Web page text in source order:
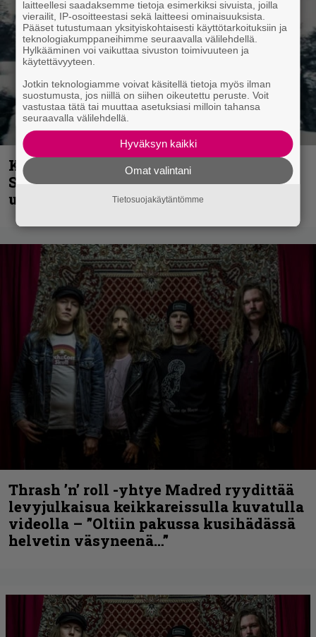
Kunnianosoitus hyiselle Pohjolalle –
Shining hyppäsi keskelle kinoksia
uudella videollaan
Thrash ’n’ roll -yhtye Madred ryydittää
levyjulkaisua keikkareissulla kuvatulla
videolla – ”Oltiin pakussa kusihädässä
helvetin väsyneenä…”
laitteellesi saadaksemme tietoja esimerkiksi sivuista, joilla
vierailit, IP-osoitteestasi sekä laitteesi ominaisuuksista.
Pääset tutustumaan yksityiskohtaisesti käyttötarkoituksiin ja
teknologiakumppaneihimme seuraavalla välilehdellä.
Hylkääminen voi vaikuttaa sivuston toimivuuteen ja
käytettävyyteen.
Jotkin teknologiamme voivat käsitellä tietoja myös ilman
suostumusta, jos niillä on siihen oikeutettu peruste. Voit
vastustaa tätä tai muuttaa asetuksiasi milloin tahansa
seuraavalla välilehdellä.
Hyväksyn kaikki
Omat valintani
Tietosuojakäytäntömme